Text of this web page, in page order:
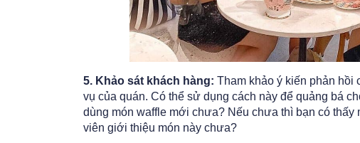
5. Khảo sát khách hàng: Tham khảo ý kiến phản hồi
vụ của quán. Có thể sử dụng cách này để quảng bá
dùng món waffle mới chưa? Nếu chưa thì bạn có
viên giới thiệu món này chưa?